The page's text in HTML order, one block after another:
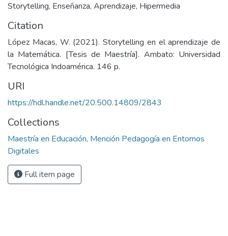
Storytelling, Enseñanza, Aprendizaje, Hipermedia
Citation
López Macas, W. (2021). Storytelling en el aprendizaje de
la Matemática. [Tesis de Maestría]. Ambato: Universidad
Tecnológica Indoamérica. 146 p.
URI
https://hdl.handle.net/20.500.14809/2843
Collections
Maestría en Educación, Mención Pedagogía en Entornos
Digitales
Full item page